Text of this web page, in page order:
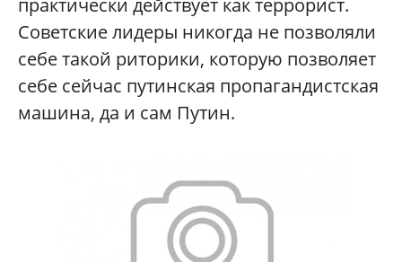
практически действует как террорист.
Советские лидеры никогда не позволяли
себе такой риторики, которую позволяет
себе сейчас путинская пропагандистская
машина, да и сам Путин.